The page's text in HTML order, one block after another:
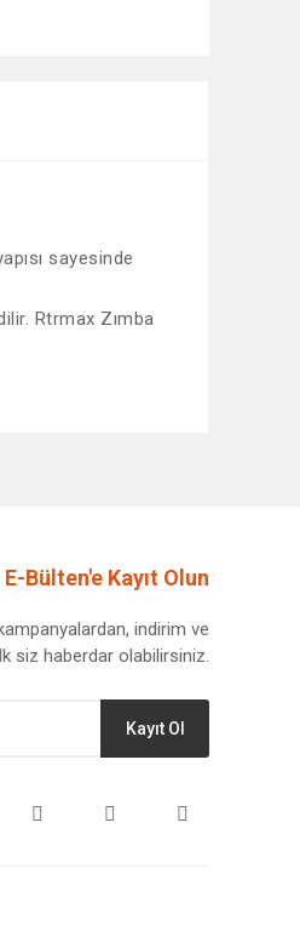
sayesinde
Rtrmax Zımba
E-Bülten'e Kayıt Olun
indirim ve
siz haberdar olabilirsiniz.
Kayıt Ol